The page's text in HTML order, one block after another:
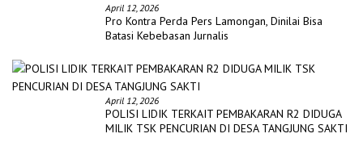
April 12, 2026
Pro Kontra Perda Pers Lamongan, Dinilai Bisa
Batasi Kebebasan Jurnalis
April 12, 2026
POLISI LIDIK TERKAIT PEMBAKARAN R2 DIDUGA
MILIK TSK PENCURIAN DI DESA TANGJUNG SAKTI